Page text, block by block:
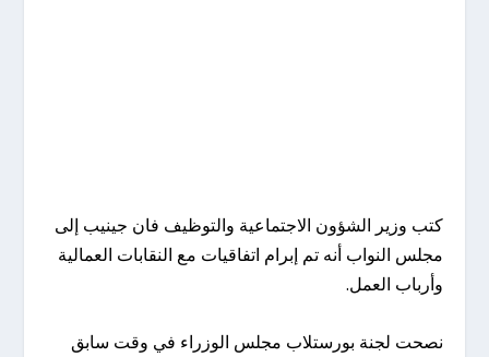
كتب وزير الشؤون الاجتماعية والتوظيف فان جينيب إلى
مجلس النواب أنه تم إبرام اتفاقيات مع النقابات العمالية
وأرباب العمل.
نصحت لجنة بورستلاب مجلس الوزراء في وقت سابق